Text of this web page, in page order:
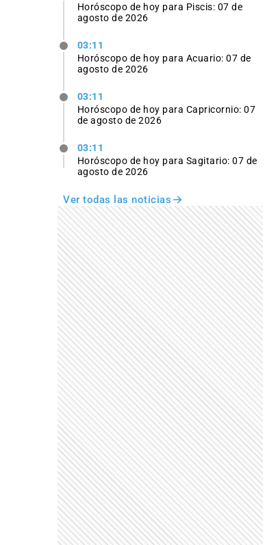
Horóscopo de hoy para Piscis: 07 de
agosto de 2026
03:11
Horóscopo de hoy para Acuario: 07 de
agosto de 2026
03:11
Horóscopo de hoy para Capricornio: 07
de agosto de 2026
03:11
Horóscopo de hoy para Sagitario: 07 de
agosto de 2026
Ver todas las noticias